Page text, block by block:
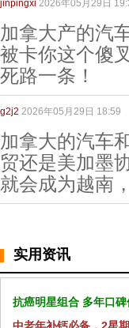
jinpingxi 2026年05月29日
加拿大产的汽
被卡你这个傻
死路一条！
g2j2 2026年05月29日 18:59
加拿大的汽车
贸还是美加墨
就会成为越南
实用资讯
抗癌明星组合 多年口